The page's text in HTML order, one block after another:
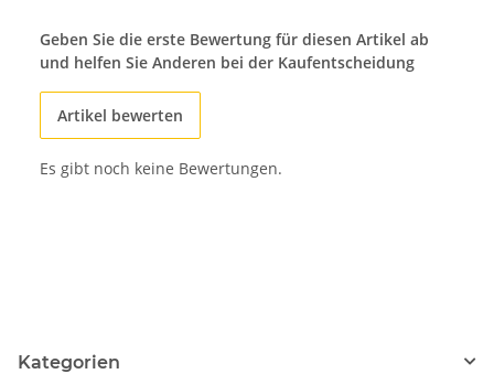
Geben Sie die erste Bewertung für diesen Artikel ab
und helfen Sie Anderen bei der Kaufentscheidung
Artikel bewerten
Es gibt noch keine Bewertungen.
Kategorien